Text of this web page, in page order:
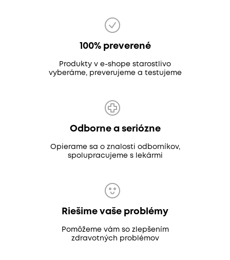
100% preverené
Produkty v e-shope starostlivo
vyberáme, preverujeme a testujeme
Odborne a seriózne
Opierame sa o znalosti odborníkov,
spolupracujeme s lekármi
Riešime vaše problémy
Pomôžeme vám so zlepšením
zdravotných problémov